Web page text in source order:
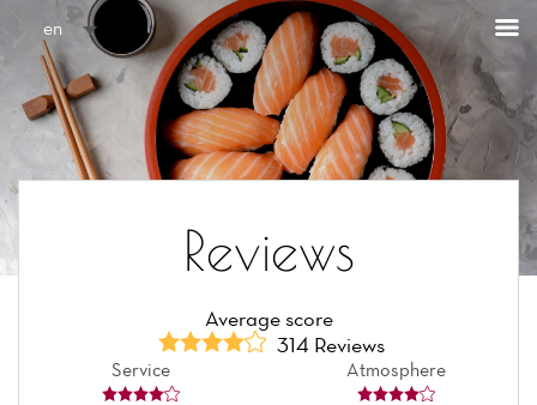
en
Reviews
Average score
314 Reviews
Service Atmosphere
Cookies management panel